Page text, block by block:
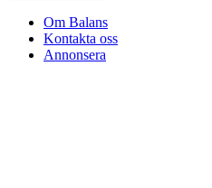
Om Balans
Kontakta oss
Annonsera